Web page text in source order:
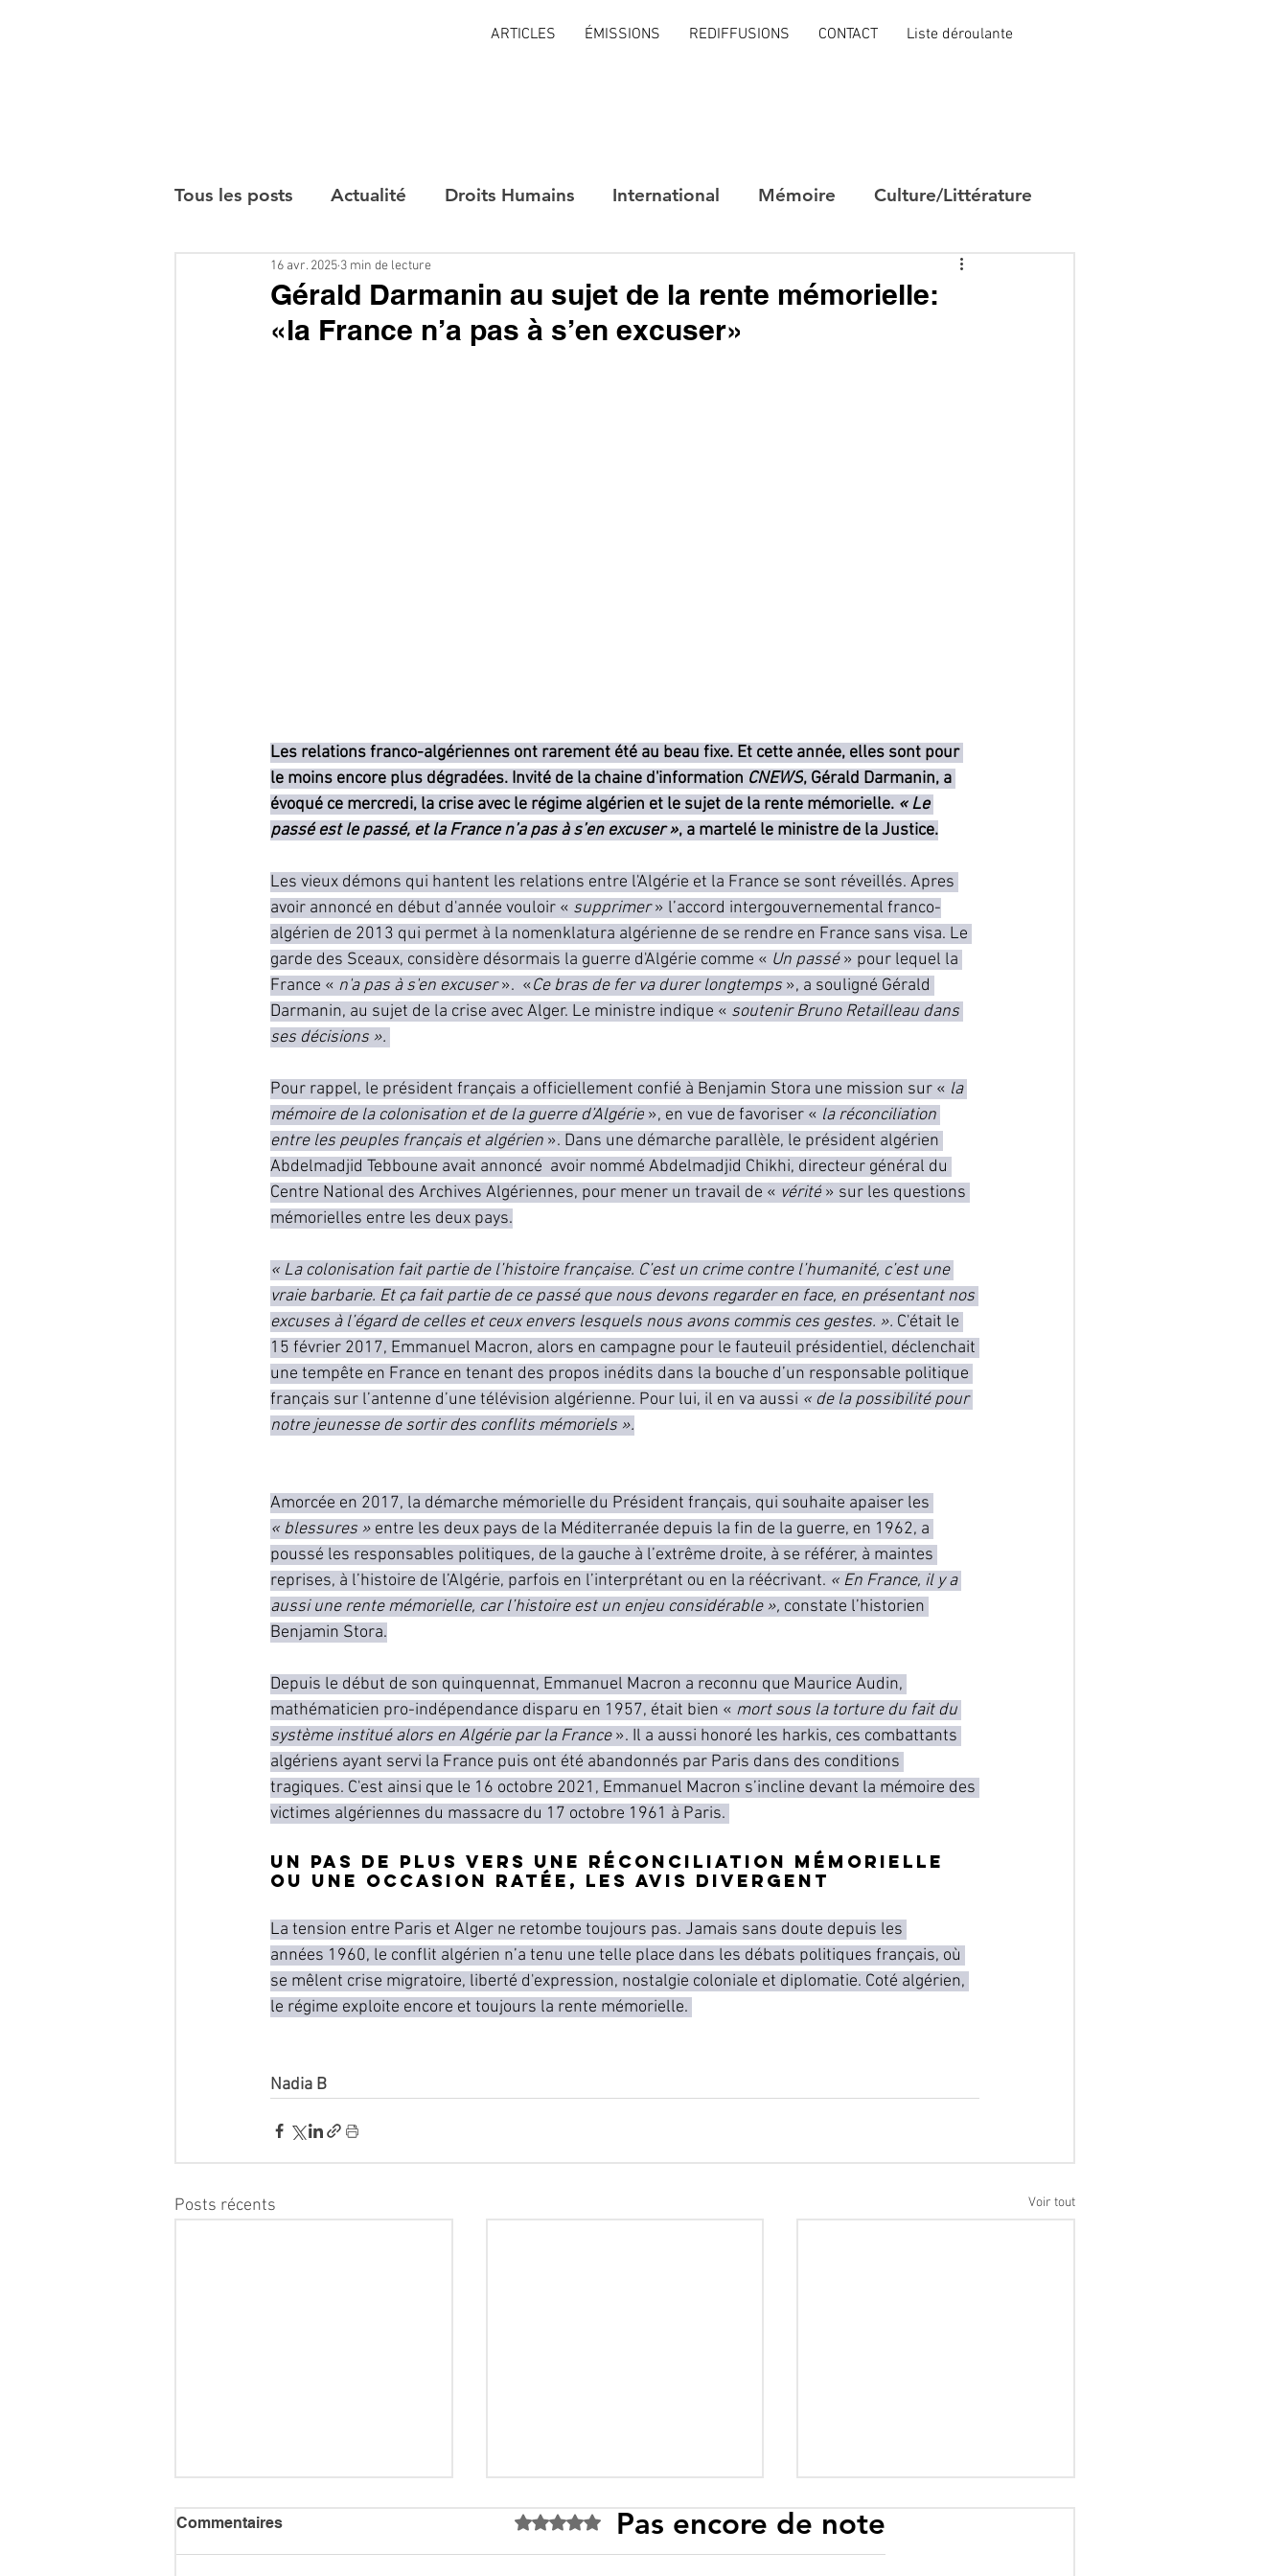
ARTICLES ÉMISSIONS REDIFFUSIONS CONTACT Liste déroulante
Tous les posts Actualité Droits Humains International Mémoire Culture/Littérature
Interviews
Gérald Darmanin au sujet de la rente mémorielle:
«la France n’a pas à s’en excuser»
16 avr. 2025 3 min de lecture
Les relations franco-algériennes ont rarement été au beau fixe. Et cette année, elles sont pour
le moins encore plus dégradées. Invité de la chaine d'information CNEWS, Gérald Darmanin, a
évoqué ce mercredi, la crise avec le régime algérien et le sujet de la rente mémorielle. « Le
passé est le passé, et la France n’a pas à s’en excuser », a martelé le ministre de la Justice.
Les vieux démons qui hantent les relations entre l'Algérie et la France se sont réveillés. Apres
avoir annoncé en début d'année vouloir « supprimer » l’accord intergouvernemental franco-
algérien de 2013 qui permet à la nomenklatura algérienne de se rendre en France sans visa. Le
garde des Sceaux, considère désormais la guerre d'Algérie comme « Un passé » pour lequel la
France « n'a pas à s'en excuser ». «Ce bras de fer va durer longtemps », a souligné Gérald
Darmanin, au sujet de la crise avec Alger. Le ministre indique « soutenir Bruno Retailleau dans
ses décisions ».
Pour rappel, le président français a officiellement confié à Benjamin Stora une mission sur « la
mémoire de la colonisation et de la guerre d’Algérie », en vue de favoriser « la réconciliation
entre les peuples français et algérien ». Dans une démarche parallèle, le président algérien
Abdelmadjid Tebboune avait annoncé  avoir nommé Abdelmadjid Chikhi, directeur général du
Centre National des Archives Algériennes, pour mener un travail de « vérité » sur les questions
mémorielles entre les deux pays.
« La colonisation fait partie de l’histoire française. C’est un crime contre l’humanité, c’est une
vraie barbarie. Et ça fait partie de ce passé que nous devons regarder en face, en présentant nos
excuses à l’égard de celles et ceux envers lesquels nous avons commis ces gestes. ». C'était le
15 février 2017, Emmanuel Macron, alors en campagne pour le fauteuil présidentiel, déclenchait
une tempête en France en tenant des propos inédits dans la bouche d’un responsable politique
français sur l’antenne d’une télévision algérienne. Pour lui, il en va aussi « de la possibilité pour
notre jeunesse de sortir des conflits mémoriels ».
Amorcée en 2017, la démarche mémorielle du Président français, qui souhaite apaiser les
« blessures » entre les deux pays de la Méditerranée depuis la fin de la guerre, en 1962, a
poussé les responsables politiques, de la gauche à l’extrême droite, à se référer, à maintes
reprises, à l’histoire de l’Algérie, parfois en l’interprétant ou en la réécrivant. « En France, il y a
aussi une rente mémorielle, car l’histoire est un enjeu considérable », constate l’historien
Benjamin Stora.
Depuis le début de son quinquennat, Emmanuel Macron a reconnu que Maurice Audin,
mathématicien pro-indépendance disparu en 1957, était bien « mort sous la torture du fait du
système institué alors en Algérie par la France ». Il a aussi honoré les harkis, ces combattants
algériens ayant servi la France puis ont été abandonnés par Paris dans des conditions
tragiques. C'est ainsi que le 16 octobre 2021, Emmanuel Macron s’incline devant la mémoire des
victimes algériennes du massacre du 17 octobre 1961 à Paris.
Un pas de plus vers une réconciliation mémorielle
ou une occasion ratée, les avis divergent
La tension entre Paris et Alger ne retombe toujours pas. Jamais sans doute depuis les
années 1960, le conflit algérien n’a tenu une telle place dans les débats politiques français, où
se mêlent crise migratoire, liberté d'expression, nostalgie coloniale et diplomatie. Coté algérien,
le régime exploite encore et toujours la rente mémorielle.
Nadia B
Posts récents Voir tout
Commentaires Noté 0 étoile sur 5.Pas encore de note